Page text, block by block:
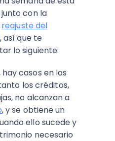
con la
reajuste del
, así que te
lo siguiente:
casos en los
los créditos,
no alcanzan a
, y se obtiene un
ello sucede y
necesario